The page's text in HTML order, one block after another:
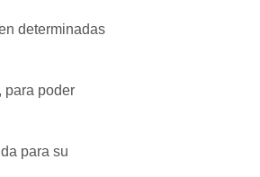
determinadas
para poder
para su